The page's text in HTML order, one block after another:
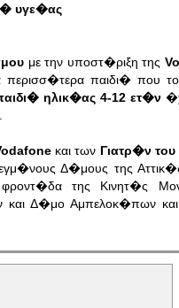
υγε�ας
με την υποστ�ριξη της
περισσ�τερα παιδι�
ηλικ�ας 4-12 ετ�ν
και των Γιατρ�ν
Δ�μους της
της Κινητ�ς
και Δ�μο Αμπελοκ�πων